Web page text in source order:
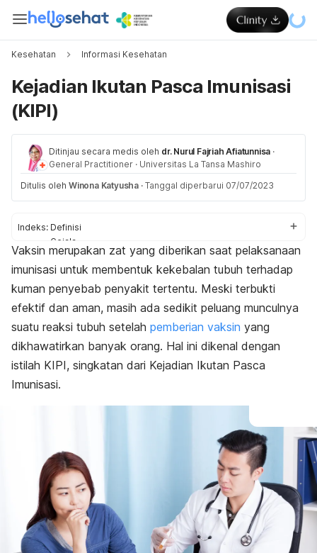
Kesehatan Informasi Kesehatan
Kejadian Ikutan Pasca Imunisasi
(KIPI)
Ditinjau secara medis oleh dr. Nurul Fajriah Afiatunnisa ·
General Practitioner · Universitas La Tansa Mashiro
Ditulis oleh Winona Katyusha · Tanggal diperbarui 07/07/2023
Indeks: Definisi
Gejala
Penyebab
Hal yang perlu dilakukan
Vaksin merupakan zat yang diberikan saat pelaksanaan
imunisasi untuk membentuk kekebalan tubuh terhadap
kuman penyebab penyakit tertentu. Meski terbukti
efektif dan aman, masih ada sedikit peluang munculnya
suatu reaksi tubuh setelah pemberian vaksin yang
dikhawatirkan banyak orang. Hal ini dikenal dengan
istilah KIPI, singkatan dari Kejadian Ikutan Pasca
Imunisasi.